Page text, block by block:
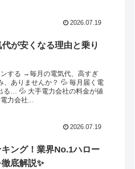
2026.07.19
が安くなる理由と乗り
する →毎月の電気代、高すぎ
、ありませんか？ 💦 毎月届く電
る… 💦 大手電力会社の料金が値
力会社...
2026.07.19
ング！業界No.1ハロー
底解説✨